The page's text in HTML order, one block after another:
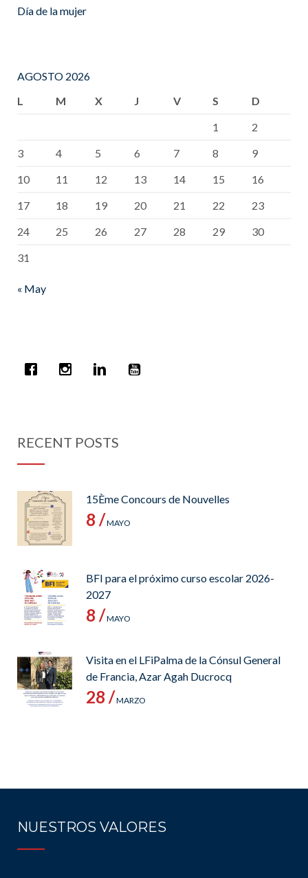
Día de la mujer
AGOSTO 2026
L
M X J V S
D
1
2
3
4 5 6 7 8
9
10
11 12 13 14 15
16
17
18 19 20 21 22
23
24
25 26 27 28 29
30
31
« May
RECENT POSTS
15Ème Concours de Nouvelles
8 /MAYO
BFI para el próximo curso escolar 2026-
2027
8 /MAYO
Visita en el LFiPalma de la Cónsul General
de Francia, Azar Agah Ducrocq
28 /MARZO
NUESTROS VALORES